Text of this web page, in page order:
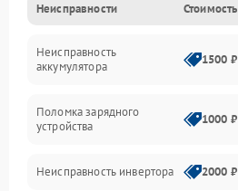
Работа с нагрузкой
Звук и индикация
Неисправности Стоимость
Неисправность
аккумулятора
1500 ₽
Поломка зарядного
устройства
1000 ₽
Неисправность инвертора 2000 ₽